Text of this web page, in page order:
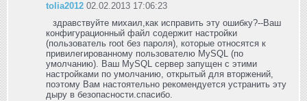
tolia2012 02.02.2013 17:06:23
здравствуйте михаил,как исправить эту ошибку?--Ваш
конфигурационный файл содержит настройки
(пользователь root без пароля), которые относятся к
привилегированному пользователю MySQL (по
умолчанию). Ваш MySQL сервер запущен с этими
настройками по умолчанию, открытый для вторжений,
поэтому Вам настоятельно рекомендуется устранить эту
дыру в безопасности.спасибо.